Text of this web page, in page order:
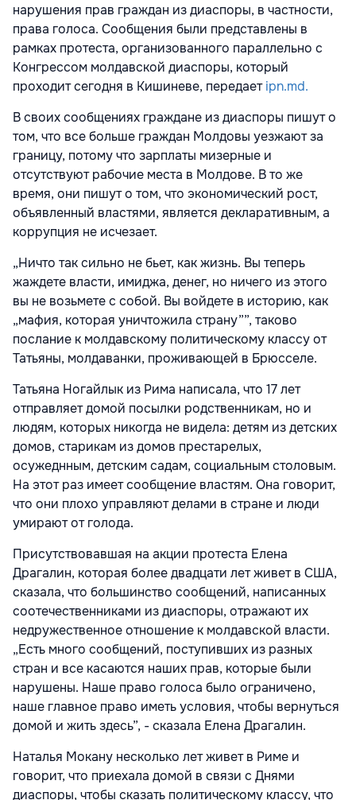
нарушения прав граждан из диаспоры, в частности,
права голоса. Сообщения были представлены в
рамках протеста, организованного параллельно с
Конгрессом молдавской диаспоры, который
проходит сегодня в Кишиневе, передаетipn.md.
В своих сообщениях граждане из диаспоры пишут о
том, что все больше граждан Молдовы уезжают за
границу, потому что зарплаты мизерные и
отсутствуют рабочие места в Молдове. В то же
время, они пишут о том, что экономический рост,
объявленный властями, является декларативным, а
коррупция не исчезает.
„Ничто так сильно не бьет, как жизнь. Вы теперь
жаждете власти, имиджа, денег, но ничего из этого
вы не возьмете с собой. Вы войдете в историю, как
„мафия, которая уничтожила страну””, таково
послание к молдавскому политическому классу от
Татьяны, молдаванки, проживающей в Брюсселе.
Татьяна Ногайлык из Рима написала, что 17 лет
отправляет домой посылки родственникам, но и
людям, которых никогда не видела: детям из детских
домов, старикам из домов престарелых,
осужеднным, детским садам, социальным столовым.
На этот раз имеет сообщение властям. Она говорит,
что они плохо управляют делами в стране и люди
умирают от голода.
Присутствовавшая на акции протеста Елена
Драгалин, которая более двадцати лет живет в США,
сказала, что большинство сообщений, написанных
соотечественниками из диаспоры, отражают их
недружественное отношение к молдавской власти.
„Есть много сообщений, поступивших из разных
стран и все касаются наших прав, которые были
нарушены. Наше право голоса было ограничено,
наше главное право иметь условия, чтобы вернуться
домой и жить здесь”, - сказала Елена Драгалин.
Наталья Мокану несколько лет живет в Риме и
говорит, что приехала домой в связи с Днями
диаспоры, чтобы сказать политическому классу, что